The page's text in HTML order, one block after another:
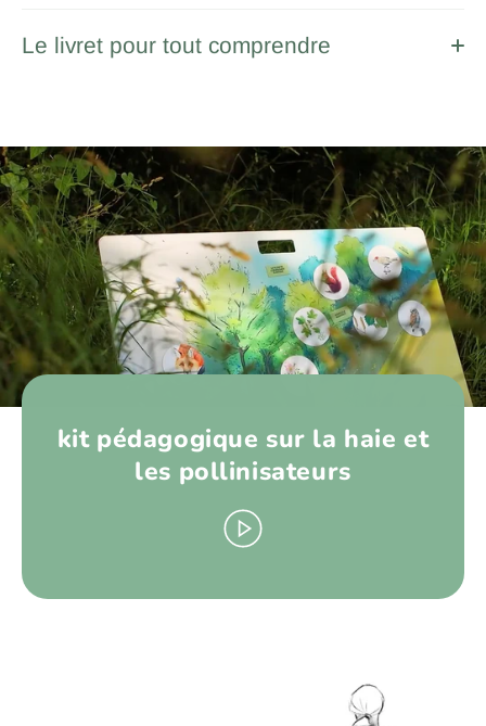
Le livret pour tout comprendre
kit pédagogique sur la haie et
les pollinisateurs